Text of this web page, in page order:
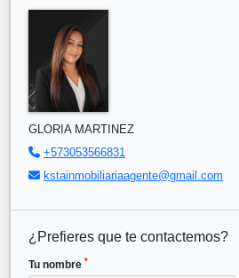
GLORIA MARTINEZ
+573053566831
kstainmobiliariaagente@gmail.com
¿Prefieres que te contactemos?
Tu nombre *